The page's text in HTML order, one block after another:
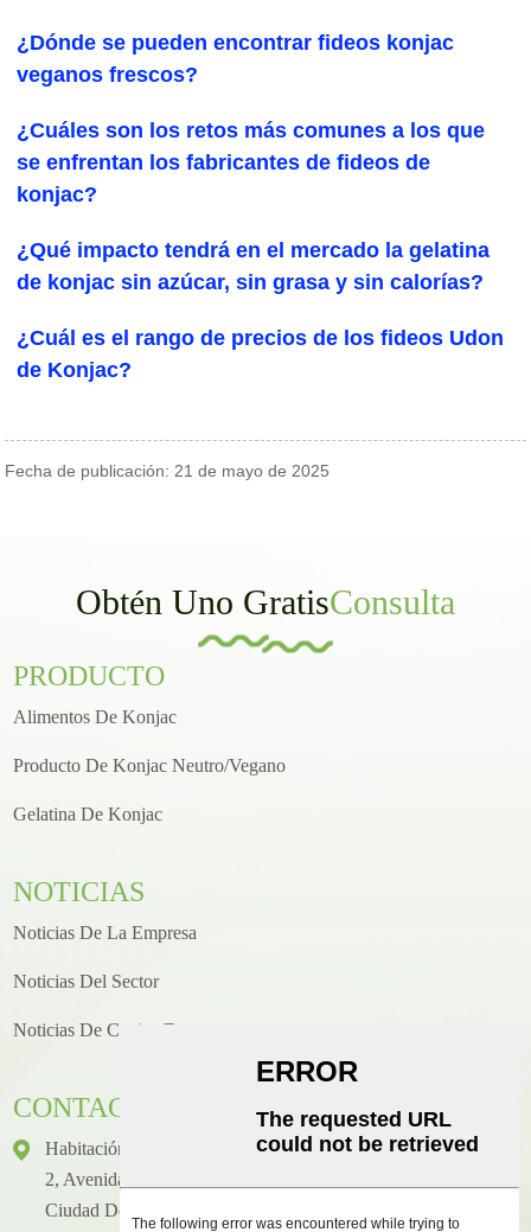
¿Dónde se pueden encontrar fideos konjac
veganos frescos?
¿Cuáles son los retos más comunes a los que
se enfrentan los fabricantes de fideos de
konjac?
¿Qué impacto tendrá en el mercado la gelatina
de konjac sin azúcar, sin grasa y sin calorías?
¿Cuál es el rango de precios de los fideos Udon
de Konjac?
Fecha de publicación: 21 de mayo de 2025
Obtén Uno GratisConsulta
PRODUCTO
Alimentos De Konjac
Producto De Konjac Neutro/vegano
Gelatina De Konjac
NOTICIAS
Noticias De La Empresa
Noticias Del Sector
Noticias De Cocina/recetas
CONTACTO
Habitación 1416, Piso 14, Edificio Internacional Junhao, N.°
2, Avenida Chenjiang Zhongkai, Distrito De Huicheng,
Ciudad De Huizhou